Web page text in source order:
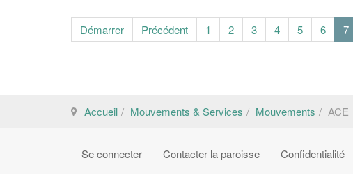
Démarrer Précédent 1 2 3 4 5 6 7
Accueil Mouvements & Services Mouvements ACE
Se connecter Contacter la paroisse Confidentialité